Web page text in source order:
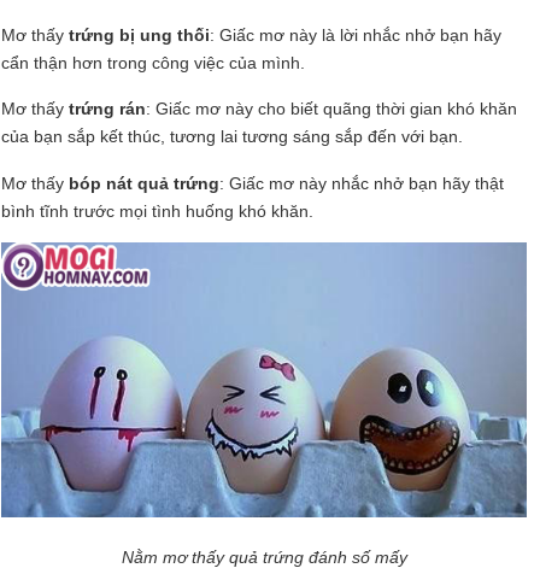
Mơ thấy trứng bị ung thối: Giấc mơ này là lời nhắc nhở bạn hãy
cẩn thận hơn trong công việc của mình.
Mơ thấy trứng rán: Giấc mơ này cho biết quãng thời gian khó khăn
của bạn sắp kết thúc, tương lai tương sáng sắp đến với bạn.
Mơ thấy bóp nát quả trứng: Giấc mơ này nhắc nhở bạn hãy thật
bình tĩnh trước mọi tình huống khó khăn.
Nằm mơ thấy quả trứng đánh số mấy